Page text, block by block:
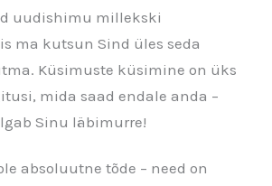
uudishimu millekski
ma kutsun Sind üles seda
Küsimuste küsimine on üks
mida saad endale anda –
Sinu läbimurre!
absoluutne tõde – need on